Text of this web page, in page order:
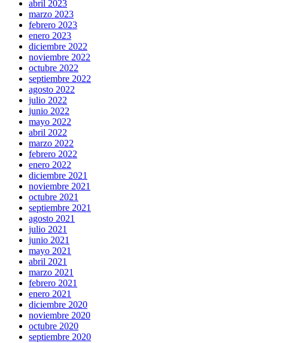
abril 2023
marzo 2023
febrero 2023
enero 2023
diciembre 2022
noviembre 2022
octubre 2022
septiembre 2022
agosto 2022
julio 2022
junio 2022
mayo 2022
abril 2022
marzo 2022
febrero 2022
enero 2022
diciembre 2021
noviembre 2021
octubre 2021
septiembre 2021
agosto 2021
julio 2021
junio 2021
mayo 2021
abril 2021
marzo 2021
febrero 2021
enero 2021
diciembre 2020
noviembre 2020
octubre 2020
septiembre 2020